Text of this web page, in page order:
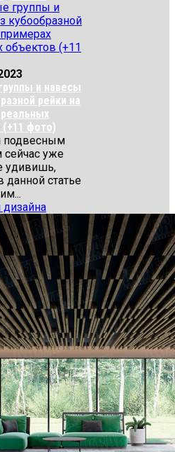
и навесы
рейки на
фото)
сейчас уже
удивишь,
данной статье